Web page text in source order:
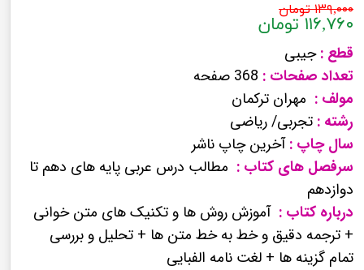
۱۳۹,۰۰۰ تومان
۱۱۶,۷۶۰ تومان
قطع :جیبی
تعداد صفحات : 368 صفحه
مولف : مهران ترکمان
رشته : تجربی/ ریاضی
سال چاپ :آخرین چاپ ناشر
سرفصل های کتاب : مطالب درس عربی پایه های دهم تا
دوازدهم
درباره کتاب : آموزش روش ها و تکنیک های متن خوانی
+ ترجمه دقیق و خط به خط متن ها + تحلیل و بررسی
تمام گزینه ها + لغت نامه الفبایی